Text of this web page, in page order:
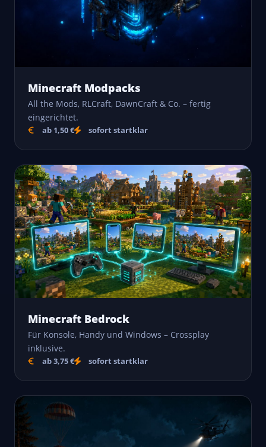
Minecraft Modpacks
All the Mods, RLCraft, DawnCraft & Co. – fertig
eingerichtet.
ab 1,50 € sofort startklar
Minecraft Bedrock
Für Konsole, Handy und Windows – Crossplay
inklusive.
ab 3,75 € sofort startklar